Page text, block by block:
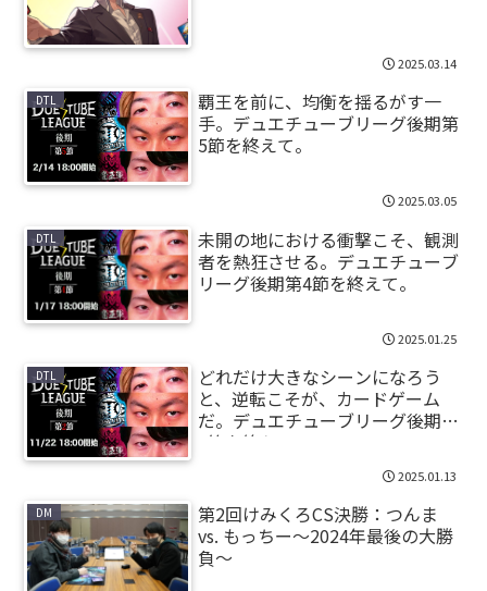
2025.03.14
DTL
覇王を前に、均衡を揺るがす一
手。デュエチューブリーグ後期第
5節を終えて。
2025.03.05
DTL
未開の地における衝撃こそ、観測
者を熱狂させる。デュエチューブ
リーグ後期第4節を終えて。
2025.01.25
DTL
どれだけ大きなシーンになろう
と、逆転こそが、カードゲーム
だ。デュエチューブリーグ後期第
3節を終えて。
2025.01.13
DM
第2回けみくろCS決勝：つんま
vs. もっちー～2024年最後の大勝
負～